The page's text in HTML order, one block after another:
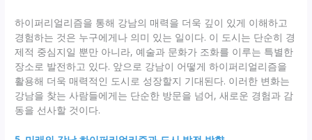
하이퍼리얼리즘을 통해 강남의 매력을 더욱 깊이 있게 이해하고
경험하는 것은 누구에게나 의미 있는 일이다. 이 도시는 단순히 경
제적 중심지일 뿐만 아니라, 예술과 문화가 조화를 이루는 특별한
장소로 발전하고 있다. 앞으로 강남이 어떻게 하이퍼리얼리즘을
활용해 더욱 매력적인 도시로 성장할지 기대된다. 이러한 변화는
강남을 찾는 사람들에게는 단순한 방문을 넘어, 새로운 경험과 감
동을 선사할 것이다.